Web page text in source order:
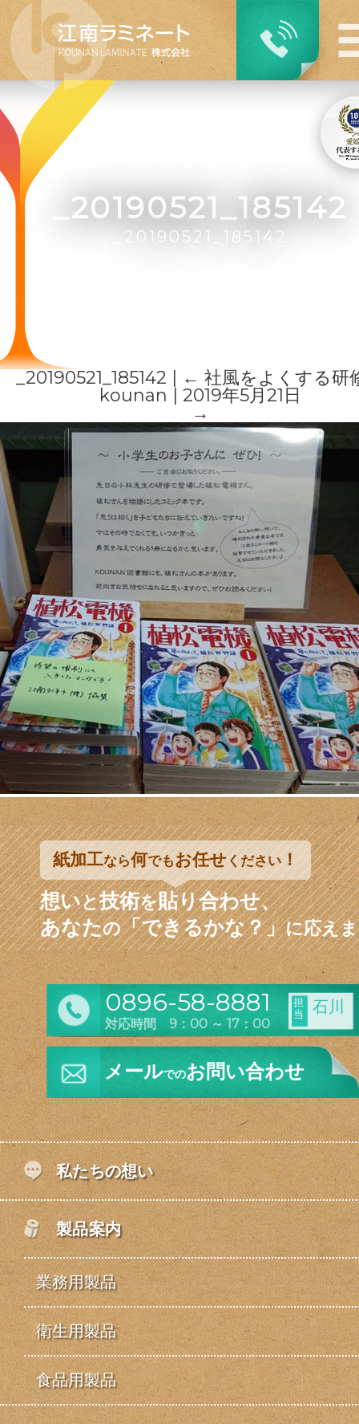
_20190521_185142
_20190521_185142 ← 社風をよくする
kounan
2019年5月21日
→
紙加工なら何でもお任せください！
想いと技術を貼り合わせ、
あなたの「できるかな？」に応え
0896-58-8881
対応時間 9：00 ～ 17：00
担
当
石川
メールでのお問い合わせ
私たちの想い
製品案内
業務用製品
衛生用製品
食品用製品